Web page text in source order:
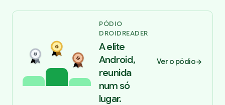
PÓDIO
DROIDREADER
A elite
Android,
reunida
num só
lugar.
Ver o pódio